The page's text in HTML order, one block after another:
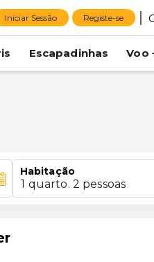
Iniciar Sessão Registe-se
Escapadinhas Voo
Habitação
1 quarto. 2 pessoas